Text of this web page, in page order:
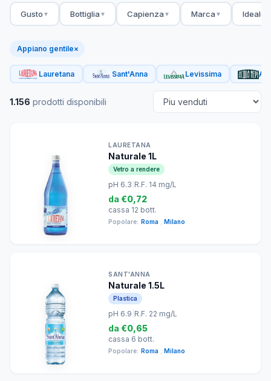
Gusto ▼ Bottiglia ▼ Capienza ▼ Marca ▼ Ideale
Appiano gentile×
Lauretana Sant'Anna Levissima
1.156 prodotti disponibili
LAURETANA
Naturale 1L
Vetro a rendere
pH 6.3 R.F. 14 mg/L
da €0,72
cassa 12 bott.
Popolare: Roma Milano
SANT'ANNA
Naturale 1.5L
Plastica
pH 6.9 R.F. 22 mg/L
da €0,65
cassa 6 bott.
Popolare: Roma Milano